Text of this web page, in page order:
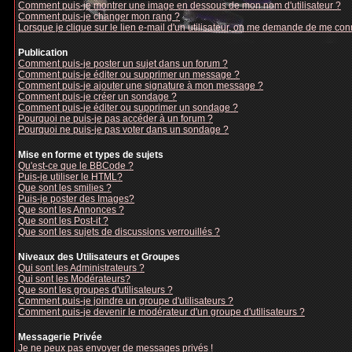
Comment puis-je montrer une image en dessous de mon nom d'utilisateur ?
Comment puis-je changer mon rang ?
Lorsque je clique sur le lien e-mail d'un utilisateur, on me demande de me
Publication
Comment puis-je poster un sujet dans un forum ?
Comment puis-je éditer ou supprimer un message ?
Comment puis-je ajouter une signature à mon message ?
Comment puis-je créer un sondage ?
Comment puis-je éditer ou supprimer un sondage ?
Pourquoi ne puis-je pas accéder à un forum ?
Pourquoi ne puis-je pas voter dans un sondage ?
Mise en forme et types de sujets
Qu'est-ce que le BBCode ?
Puis-je utiliser le HTML?
Que sont les smilies ?
Puis-je poster des Images?
Que sont les Annonces ?
Que sont les Post-it ?
Que sont les sujets de discussions verrouillés ?
Niveaux des Utilisateurs et Groupes
Qui sont les Administrateurs ?
Qui sont les Modérateurs?
Que sont les groupes d'utilisateurs ?
Comment puis-je joindre un groupe d'utilisateurs ?
Comment puis-je devenir le modérateur d'un groupe d'utilisateurs ?
Messagerie Privée
Je ne peux pas envoyer de messages privés !